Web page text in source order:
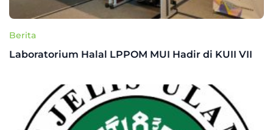
Berita
Laboratorium Halal LPPOM MUI Hadir di KUII VII